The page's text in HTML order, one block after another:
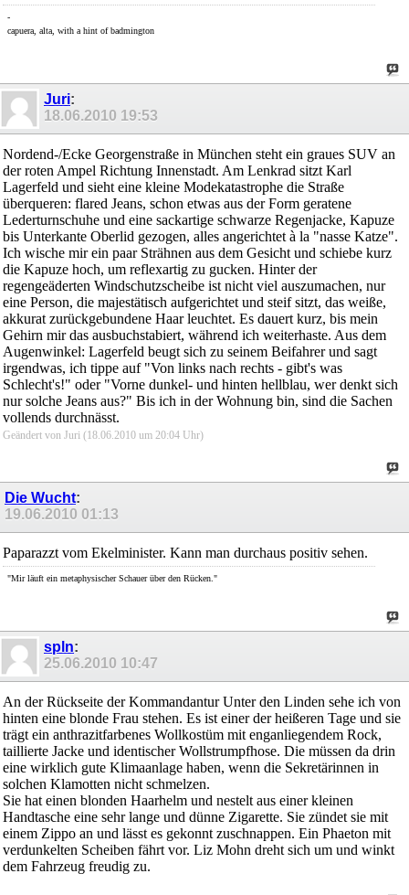
-
capuera, alta, with a hint of badmington
Juri:
18.06.2010 19:53
Nordend-/Ecke Georgenstraße in München steht ein graues SUV an
der roten Ampel Richtung Innenstadt. Am Lenkrad sitzt Karl
Lagerfeld und sieht eine kleine Modekatastrophe die Straße
überqueren: flared Jeans, schon etwas aus der Form geratene
Lederturnschuhe und eine sackartige schwarze Regenjacke, Kapuze
bis Unterkante Oberlid gezogen, alles angerichtet à la "nasse Katze".
Ich wische mir ein paar Strähnen aus dem Gesicht und schiebe kurz
die Kapuze hoch, um reflexartig zu gucken. Hinter der
regengeäderten Windschutzscheibe ist nicht viel auszumachen, nur
eine Person, die majestätisch aufgerichtet und steif sitzt, das weiße,
akkurat zurückgebundene Haar leuchtet. Es dauert kurz, bis mein
Gehirn mir das ausbuchstabiert, während ich weiterhaste. Aus dem
Augenwinkel: Lagerfeld beugt sich zu seinem Beifahrer und sagt
irgendwas, ich tippe auf "Von links nach rechts - gibt's was
Schlecht's!" oder "Vorne dunkel- und hinten hellblau, wer denkt sich
nur solche Jeans aus?" Bis ich in der Wohnung bin, sind die Sachen
vollends durchnässt.
Geändert von Juri (18.06.2010 um 20:04 Uhr)
Die Wucht:
19.06.2010 01:13
Paparazzt vom Ekelminister. Kann man durchaus positiv sehen.
"Mir läuft ein metaphysischer Schauer über den Rücken."
spln:
25.06.2010 10:47
An der Rückseite der Kommandantur Unter den Linden sehe ich von
hinten eine blonde Frau stehen. Es ist einer der heißeren Tage und sie
trägt ein anthrazitfarbenes Wollkostüm mit enganliegendem Rock,
taillierte Jacke und identischer Wollstrumpfhose. Die müssen da drin
eine wirklich gute Klimaanlage haben, wenn die Sekretärinnen in
solchen Klamotten nicht schmelzen.
Sie hat einen blonden Haarhelm und nestelt aus einer kleinen
Handtasche eine sehr lange und dünne Zigarette. Sie zündet sie mit
einem Zippo an und lässt es gekonnt zuschnappen. Ein Phaeton mit
verdunkelten Scheiben fährt vor. Liz Mohn dreht sich um und winkt
dem Fahrzeug freudig zu.